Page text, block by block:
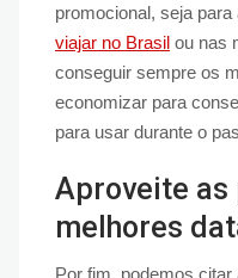
promocional, seja para
viajar no Brasil ou nas
conseguir sempre os
economizar para
para usar durante o
Aproveite as
melhores
Por fim, podemos